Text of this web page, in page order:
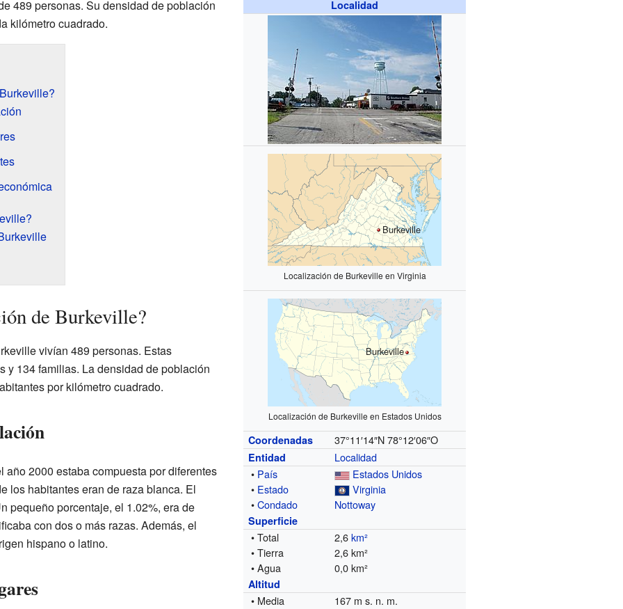
Localidad
Burkeville
Localización de Burkeville en Virginia
Burkeville
Localización de Burkeville en Estados Unidos
Coordenadas 37°11′14″N 78°12′06″O
Entidad
Localidad
• País
Estados Unidos
• Estado
Virginia
•Condado Nottoway
Superficie
• Total 2,6km²
• Tierra
2,6 km²
• Agua
0,0 km²
Altitud
• Media 167 m s. n. m.
489 personas. Su densidad de población
kilómetro cuadrado.
de Burkeville?
vivían 489 personas. Estas
y 134 familias. La densidad de población
por kilómetro cuadrado.
2000 estaba compuesta por diferentes
los habitantes eran de raza blanca. El
pequeño porcentaje, el 1.02%, era de
con dos o más razas. Además, el
hispano o latino.